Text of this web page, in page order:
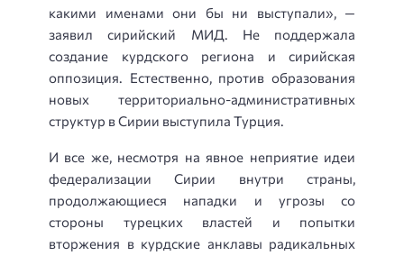
какими именами они бы ни выступали», —
заявил сирийский МИД. Не поддержала
создание курдского региона и сирийская
оппозиция. Естественно, против образования
новых территориально-административных
структур в Сирии выступила Турция.
И все же, несмотря на явное неприятие идеи
федерализации Сирии внутри страны,
продолжающиеся нападки и угрозы со
стороны турецких властей и попытки
вторжения в курдские анклавы радикальных